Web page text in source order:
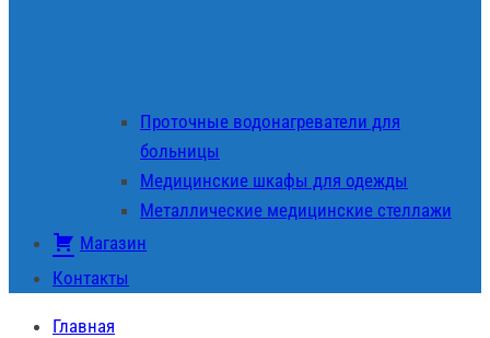
Проточные водонагреватели для
больницы
Медицинские шкафы для одежды
Металлические медицинские стеллажи
Магазин
Контакты
Главная